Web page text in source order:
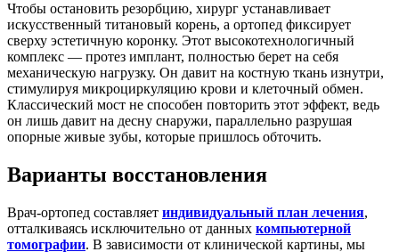
Чтобы остановить резорбцию, хирург устанавливает
искусственный титановый корень, а ортопед фиксирует
сверху эстетичную коронку. Этот высокотехнологичный
комплекс — протез имплант, полностью берет на себя
механическую нагрузку. Он давит на костную ткань изнутри,
стимулируя микроциркуляцию крови и клеточный обмен.
Классический мост не способен повторить этот эффект, ведь
он лишь давит на десну снаружи, параллельно разрушая
опорные живые зубы, которые пришлось обточить.
Варианты восстановления
Врач-ортопед составляет индивидуальный план лечения,
отталкиваясь исключительно от данных компьютерной
томографии. В зависимости от клинической картины, мы